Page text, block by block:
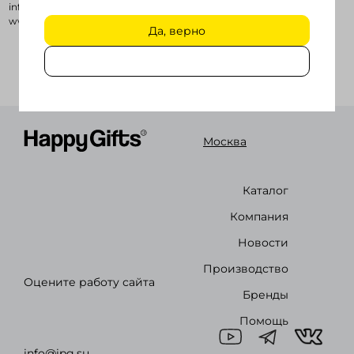
Да, верно
info@plumar.ru
www.plumar.ru
Оцените работу сайта
Москва
Каталог
Компания
Новости
Производство
Бренды
Помощь
Войти в кабинет